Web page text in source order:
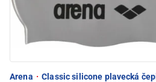
Arena · Classic silicone plavecká